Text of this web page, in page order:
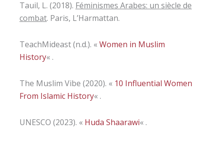
Tauil, L. (2018). Féminismes Arabes: un siècle de
combat. Paris, L’Harmattan.
TeachMideast (n.d.). «Women in Muslim
History« .
The Muslim Vibe (2020). « 10 Influential Women
From Islamic History« .
UNESCO (2023). « Huda Shaarawi« .